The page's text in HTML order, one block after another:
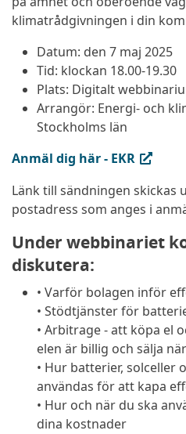
klimatrådgivningen i din
Datum: den 7 maj 2025
Tid: klockan 18.00-19.30
Plats: Digitalt
Arrangör: Energi- och
Stockholms län
Anmäl dig här - EKR
(extern länk, öppnas i ny flik)
Länk till sändningen skickas
postadress som anges i
Under webbinariet
diskutera:
• Varför bolagen inför
• Stödtjänster för
• Arbitrage - att köpa el
elen är billig och sälja
• Hur batterier, solceller
användas för att kapa
• Hur och när du ska
dina kostnader